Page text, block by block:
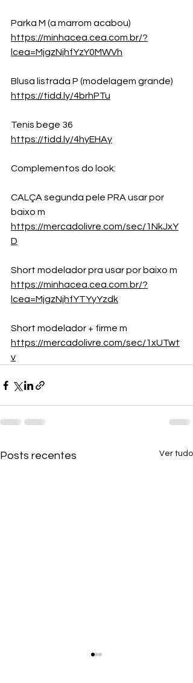
Parka M (a marrom acabou)
https://minhacea.cea.com.br/?
lcea=MjgzNjhfYzY0MWVh
Blusa listrada P (modelagem grande)
https://tidd.ly/4brhPTu
Tenis bege 36
https://tidd.ly/4hyEHAy
Complementos do look:
CALÇA segunda pele PRA usar por
baixo m
https://mercadolivre.com/sec/1NkJxY
D
Short modelador pra usar por baixo m
https://minhacea.cea.com.br/?
lcea=MjgzNjhfYTYyYzdk
Short modelador + firme m
https://mercadolivre.com/sec/1xUTwt
v
Posts recentes Ver tudo